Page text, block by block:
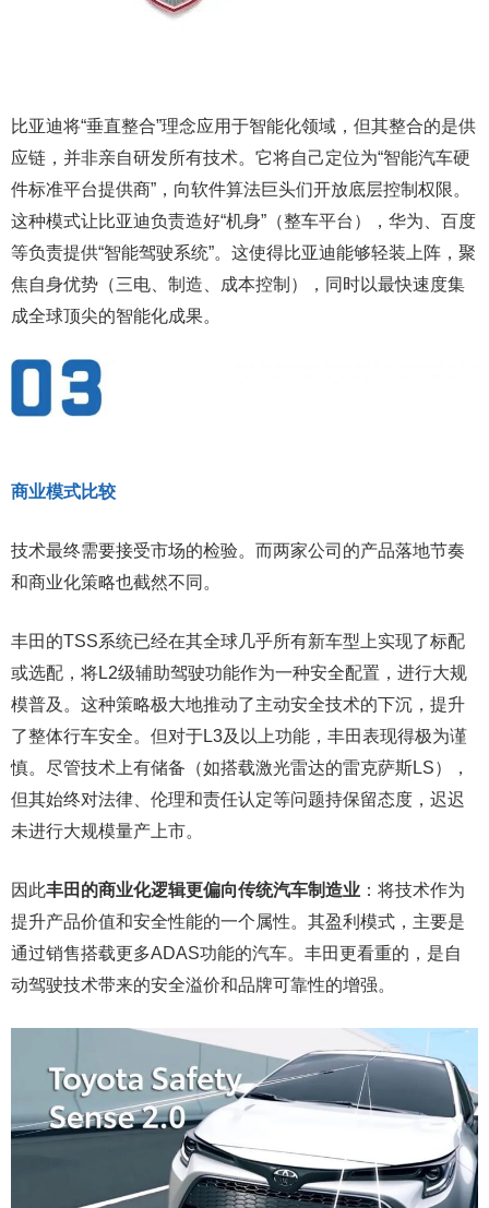
比亚迪将“垂直整合”理念应用于智能化领域，但其整合的是供
应链，并非亲自研发所有技术。它将自己定位为“智能汽车硬
件标准平台提供商”，向软件算法巨头们开放底层控制权限。
这种模式让比亚迪负责造好“机身”（整车平台），华为、百度
等负责提供“智能驾驶系统”。这使得比亚迪能够轻装上阵，聚
焦自身优势（三电、制造、成本控制），同时以最快速度集
成全球顶尖的智能化成果。
商业模式比较
技术最终需要接受市场的检验。而两家公司的产品落地节奏
和商业化策略也截然不同。
丰田的TSS系统已经在其全球几乎所有新车型上实现了标配
或选配，将L2级辅助驾驶功能作为一种安全配置，进行大规
模普及。这种策略极大地推动了主动安全技术的下沉，提升
了整体行车安全。但对于L3及以上功能，丰田表现得极为谨
慎。尽管技术上有储备（如搭载激光雷达的雷克萨斯LS），
但其始终对法律、伦理和责任认定等问题持保留态度，迟迟
未进行大规模量产上市。
因此丰田的商业化逻辑更偏向传统汽车制造业 ：将技术作为
提升产品价值和安全性能的一个属性。其盈利模式，主要是
通过销售搭载更多ADAS功能的汽车。丰田更看重的，是自
动驾驶技术带来的安全溢价和品牌可靠性的增强。